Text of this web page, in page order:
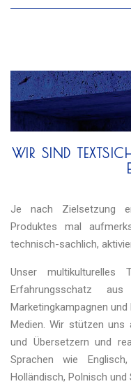
WIR SIND
Je nach Zielsetzung
Produktes mal
technisch-sachlich,
Unser multikulturelles
Erfahrungsschatz
Marketingkampagnen
Medien. Wir stützen
und Übersetzern und
Sprachen wie
Holländisch, Polnisch und